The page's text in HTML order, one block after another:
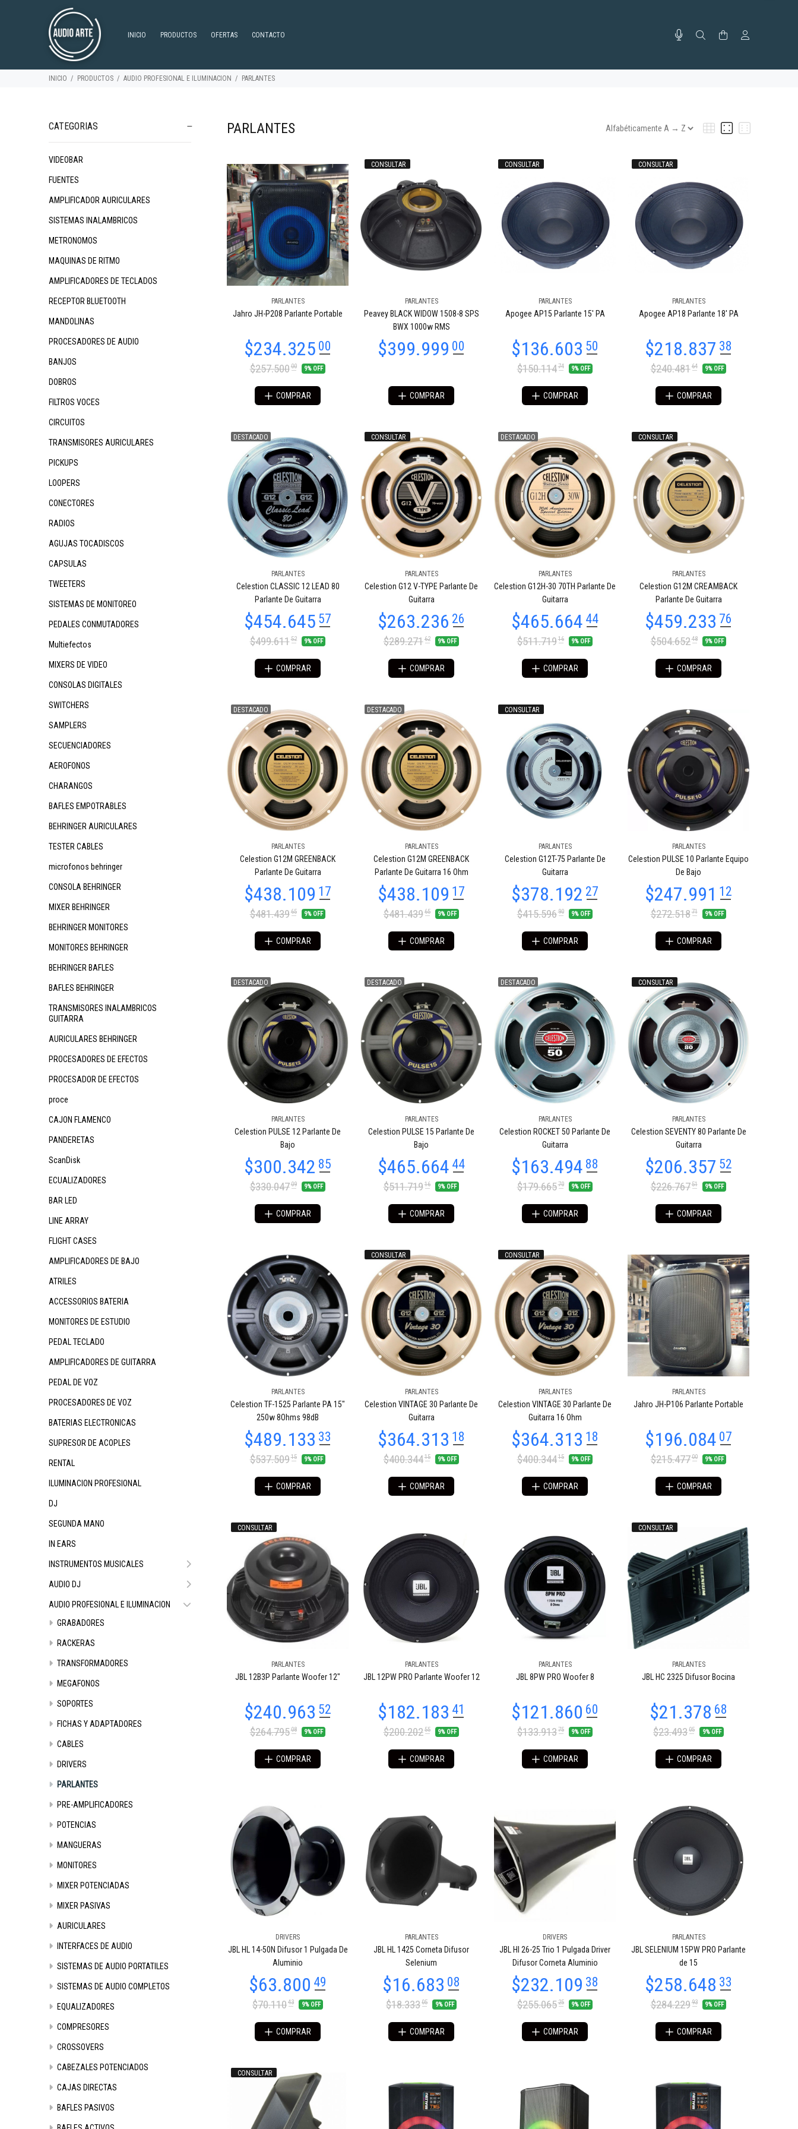
INICIO PRODUCTOS OFERTAS CONTACTO
INICIO PRODUCTOS AUDIO PROFESIONAL E ILUMINACION PARLANTES
CATEGORIAS
VIDEOBAR
FUENTES
AMPLIFICADOR AURICULARES
SISTEMAS INALAMBRICOS
METRONOMOS
MAQUINAS DE RITMO
AMPLIFICADORES DE TECLADOS
RECEPTOR BLUETOOTH
MANDOLINAS
PROCESADORES DE AUDIO
BANJOS
DOBROS
FILTROS VOCES
CIRCUITOS
TRANSMISORES AURICULARES
PICKUPS
LOOPERS
CONECTORES
RADIOS
AGUJAS TOCADISCOS
CAPSULAS
TWEETERS
SISTEMAS DE MONITOREO
PEDALES CONMUTADORES
Multiefectos
MIXERS DE VIDEO
CONSOLAS DIGITALES
SWITCHERS
SAMPLERS
SECUENCIADORES
AEROFONOS
CHARANGOS
BAFLES EMPOTRABLES
BEHRINGER AURICULARES
TESTER CABLES
microfonos behringer
CONSOLA BEHRINGER
MIXER BEHRINGER
BEHRINGER MONITORES
MONITORES BEHRINGER
BEHRINGER BAFLES
BAFLES BEHRINGER
TRANSMISORES INALAMBRICOS
GUITARRA
AURICULARES BEHRINGER
PROCESADORES DE EFECTOS
PROCESADOR DE EFECTOS
proce
CAJON FLAMENCO
PANDERETAS
ScanDisk
ECUALIZADORES
BAR LED
LINE ARRAY
FLIGHT CASES
AMPLIFICADORES DE BAJO
ATRILES
ACCESSORIOS BATERIA
MONITORES DE ESTUDIO
PEDAL TECLADO
AMPLIFICADORES DE GUITARRA
PEDAL DE VOZ
PROCESADORES DE VOZ
BATERIAS ELECTRONICAS
SUPRESOR DE ACOPLES
RENTAL
ILUMINACION PROFESIONAL
DJ
SEGUNDA MANO
IN EARS
INSTRUMENTOS MUSICALES
AUDIO DJ
AUDIO PROFESIONAL E ILUMINACION
GRABADORES
RACKERAS
TRANSFORMADORES
MEGAFONOS
SOPORTES
FICHAS Y ADAPTADORES
CABLES
DRIVERS
PARLANTES
PRE-AMPLIFICADORES
POTENCIAS
MANGUERAS
MONITORES
MIXER POTENCIADAS
MIXER PASIVAS
AURICULARES
INTERFACES DE AUDIO
SISTEMAS DE AUDIO PORTATILES
SISTEMAS DE AUDIO COMPLETOS
EQUALIZADORES
COMPRESORES
CROSSOVERS
CABEZALES POTENCIADOS
CAJAS DIRECTAS
BAFLES PASIVOS
PARLANTES
PARLANTES
Jahro JH-P208 Parlante Portable
$257.50000 9% OFF
COMPRAR
CONSULTAR
PARLANTES
Peavey BLACK WIDOW 1508-8 SPS
BWX 1000w RMS
00
COMPRAR
CONSULTAR
PARLANTES
Apogee AP15 Parlante 15' PA
$136.60350
$150.11474 9% OFF
COMPRAR
CONSULTAR
PARLANTES
Apogee AP18 Parlante 18' PA
$218.837
$240.48164 9% OFF
COMPRAR
DESTACADO
PARLANTES
Celestion CLASSIC 12 LEAD 80
Parlante De Guitarra
$499.61152 9% OFF
COMPRAR
CONSULTAR
PARLANTES
Celestion G12 V-TYPE Parlante De
Guitarra
$289.27162 9% OFF
COMPRAR
DESTACADO
PARLANTES
Celestion G12H-30 70TH Parlante De
Guitarra
$465.664 44
$511.71916 9% OFF
COMPRAR
CONSULTAR
PARLANTES
Celestion G12M CREAMBACK
Parlante De Guitarra
$459.233 76
$504.65248 9% OFF
COMPRAR
DESTACADO
PARLANTES
Celestion G12M GREENBACK
Parlante De Guitarra
$438.109
$481.43965 9% OFF
COMPRAR
DESTACADO
PARLANTES
Celestion G12M GREENBACK
Parlante De Guitarra 16 Ohm
$481.43965 9% OFF
COMPRAR
CONSULTAR
PARLANTES
Celestion G12T-75 Parlante De
Guitarra
$378.19227
$415.59690 9% OFF
COMPRAR
PARLANTES
Celestion PULSE 10 Parlante Equipo
De Bajo
$247.991
$272.51871 9% OFF
COMPRAR
DESTACADO
PARLANTES
Celestion PULSE 12 Parlante De
Bajo
$330.04709 9% OFF
COMPRAR
DESTACADO
PARLANTES
Celestion PULSE 15 Parlante De
Bajo
$511.71916 9% OFF
COMPRAR
DESTACADO
PARLANTES
Celestion ROCKET 50 Parlante De
Guitarra
$163.494 88
$179.66570 9% OFF
COMPRAR
CONSULTAR
PARLANTES
Celestion SEVENTY 80 Parlante De
Guitarra
$206.357 52
$226.76751 9% OFF
COMPRAR
PARLANTES
Celestion TF-1525 Parlante PA 15″
250w 8Ohms 98dB
$537.50915 9% OFF
COMPRAR
CONSULTAR
PARLANTES
Celestion VINTAGE 30 Parlante De
Guitarra
$400.34415 9% OFF
COMPRAR
CONSULTAR
PARLANTES
Celestion VINTAGE 30 Parlante De
Guitarra 16 Ohm
$364.31318
$400.34415 9% OFF
COMPRAR
PARLANTES
Jahro JH-P106 Parlante Portable
$196.084
$215.47700 9% OFF
COMPRAR
CONSULTAR
PARLANTES
JBL 12B3P Parlante Woofer 12"
$264.79508 9% OFF
COMPRAR
PARLANTES
JBL 12PW PRO Parlante Woofer 12
$200.20255 9% OFF
COMPRAR
PARLANTES
JBL 8PW PRO Woofer 8
$121.860 60
$133.91375 9% OFF
COMPRAR
CONSULTAR
PARLANTES
JBL HC 2325 Difusor Bocina
$21.378
$23.49305 9% OFF
COMPRAR
DRIVERS
JBL HL 14-50N Difusor 1 Pulgada De
Aluminio
$70.11043 9% OFF
COMPRAR
PARLANTES
JBL HL 1425 Corneta Difusor
Selenium
$18.33305 9% OFF
COMPRAR
DRIVERS
JBL Hl 26-25 Trio 1 Pulgada Driver
Difusor Corneta Aluminio
$232.10938
$255.06525 9% OFF
COMPRAR
PARLANTES
JBL SELENIUM 15PW PRO Parlante
de 15
$258.648
$284.22993 9% OFF
COMPRAR
CONSULTAR
$391.300 00 $102.375
$40.76709 $117.207
$204.851 92 $255.999 00
$282.23333